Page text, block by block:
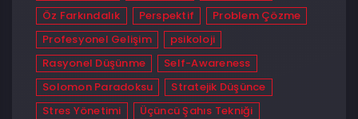
Öz Farkındalık
Perspektif
Problem Çözme
Profesyonel Gelişim
psikoloji
Rasyonel Düşünme
Self-Awareness
Solomon Paradoksu
Stratejik Düşünce
Stres Yönetimi
Üçüncü Şahıs Tekniği